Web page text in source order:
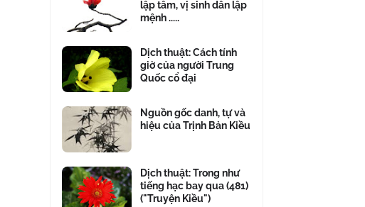
lập tâm, vị sinh dân lập
mệnh .....
Dịch thuật: Cách tính
giờ của người Trung
Quốc cổ đại
Nguồn gốc danh, tự và
hiệu của Trịnh Bản Kiều
Dịch thuật: Trong như
tiếng hạc bay qua (481)
("Truyện Kiều")